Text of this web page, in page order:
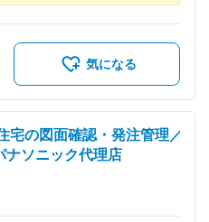
気になる
宅の図面確認・発注管理／
ナソニック代理店